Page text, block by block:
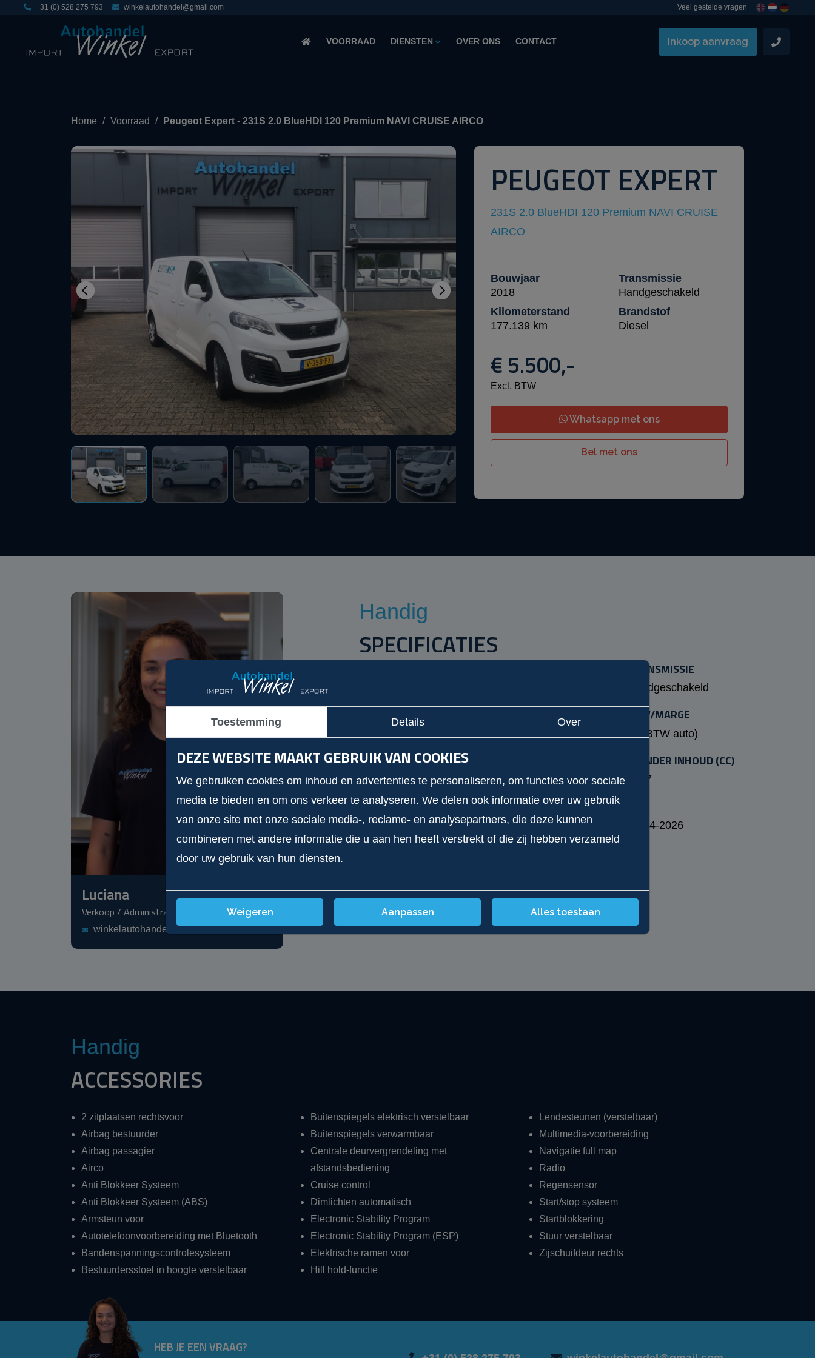
+31 (0) 528 275 793 winkelautohandel@gmail.com Veel gestelde vragen
VOORRAAD DIENSTEN OVER ONS CONTACT Inkoop aanvraag
Home Voorraad Peugeot Expert - 231S 2.0 BlueHDI 120 Premium NAVI CRUISE AIRCO
PEUGEOT EXPERT
231S 2.0 BlueHDI 120 Premium NAVI CRUISE
AIRCO
Bouwjaar
2018
Transmissie
Handgeschakeld
Kilometerstand
177.139 km
Brandstof
Diesel
€ 5.500,-
Excl. BTW
Whatsapp met ons
Bel met ons
Luciana
Verkoop / Administratie
winkelautohandel@gmail.com
Handig
SPECIFICATIES
TRANSMISSIE
Handgeschakeld
BOUWJAAR VERMOGEN (PK) BTW/MARGE
Ja (BTW auto)
CARROSSERIE
Bestelauto V358PX
CILINDER INHOUD (CC)
1997
VERMOGEN (KW)
90
KLEUR
wit 29-04-2026
Handig
ACCESSORIES
2 zitplaatsen rechtsvoor
Airbag bestuurder
Airbag passagier
Airco
Anti Blokkeer Systeem
Anti Blokkeer Systeem (ABS)
Armsteun voor
Autotelefoonvoorbereiding met Bluetooth
Bandenspanningscontrolesysteem
Bestuurdersstoel in hoogte verstelbaar
Buitenspiegels elektrisch verstelbaar
Buitenspiegels verwarmbaar
Centrale deurvergrendeling met
afstandsbediening
Cruise control
Dimlichten automatisch
Electronic Stability Program
Electronic Stability Program (ESP)
Elektrische ramen voor
Hill hold-functie
Lendesteunen (verstelbaar)
Multimedia-voorbereiding
Navigatie full map
Radio
Regensensor
Start/stop systeem
Startblokkering
Stuur verstelbaar
Zijschuifdeur rechts
HEB JE EEN VRAAG?
Toestemming Details Over
DEZE WEBSITE MAAKT GEBRUIK VAN COOKIES
We gebruiken cookies om inhoud en advertenties te personaliseren, om functies voor sociale
media te bieden en om ons verkeer te analyseren. We delen ook informatie over uw gebruik
van onze site met onze sociale media-, reclame- en analysepartners, die deze kunnen
combineren met andere informatie die u aan hen heeft verstrekt of die zij hebben verzameld
door uw gebruik van hun diensten.
Weigeren Aanpassen Alles toestaan